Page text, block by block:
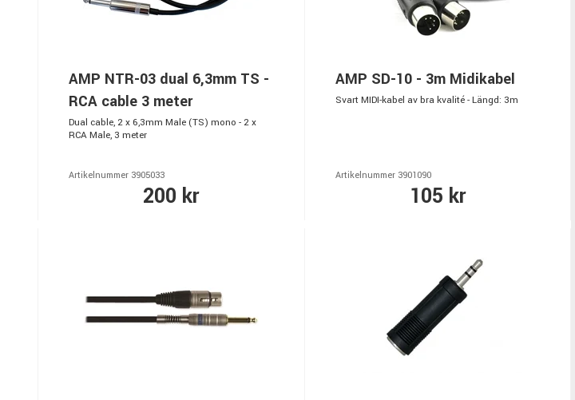
AMP NTR-03 dual 6,3mm TS -
RCA cable 3 meter
Dual cable, 2 x 6,3mm Male (TS) mono - 2 x
RCA Male, 3 meter
Artikelnummer 3905033
200 kr
AMP SD-10 - 3m Midikabel
Svart MIDI-kabel av bra kvalité - Längd: 3m
Artikelnummer 3901090
105 kr